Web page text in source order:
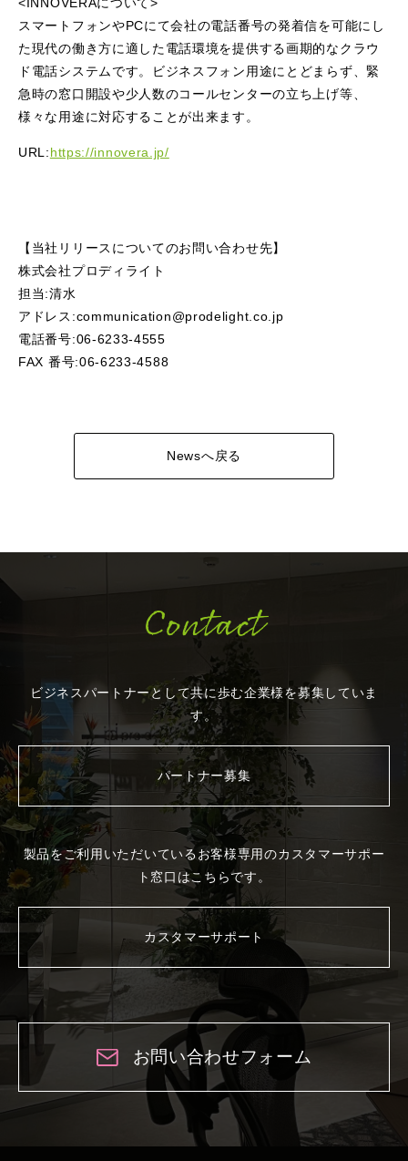
スマートフォンやPCにて会社の電話番号の発着信を可能にし
た現代の働き方に適した電話環境を提供する画期的なクラウ
ド電話システムです。ビジネスフォン用途にとどまらず、緊
急時の窓口開設や少人数のコールセンターの立ち上げ等、
様々な用途に対応することが出来ます。
URL:https://innovera.jp/
【当社リリースについてのお問い合わせ先】
株式会社プロディライト
担当:清水
アドレス:communication@prodelight.co.jp
電話番号:06-6233-4555
FAX 番号:06-6233-4588
Newsへ戻る
Contact
ビジネスパートナーとして共に歩む企業様を募集していま
す。
パートナー募集
製品をご利用いただいているお客様専用のカスタマーサポー
ト窓口はこちらです。
カスタマーサポート
お問い合わせフォーム